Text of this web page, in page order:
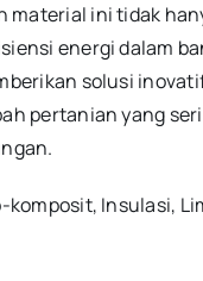
material ini tidak
energi dalam
solusi
pertanian yang
komposit, Insulasi,